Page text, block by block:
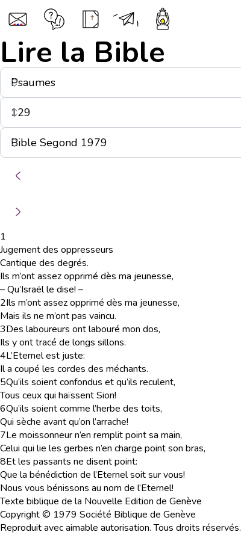
Lire la Bible
1
Jugement des oppresseurs
Cantique des degrés.
Ils m’ont assez opprimé dès ma jeunesse,
– Qu’Israël le dise! –
2Ils m’ont assez opprimé dès ma jeunesse,
Mais ils ne m’ont pas vaincu.
3Des laboureurs ont labouré mon dos,
Ils y ont tracé de longs sillons.
4L’Eternel est juste:
Il a coupé les cordes des méchants.
5Qu’ils soient confondus et qu’ils reculent,
Tous ceux qui haïssent Sion!
6Qu’ils soient comme l’herbe des toits,
Qui sèche avant qu’on l’arrache!
7Le moissonneur n’en remplit point sa main,
Celui qui lie les gerbes n’en charge point son bras,
8Et les passants ne disent point:
Que la bénédiction de l’Eternel soit sur vous!
Nous vous bénissons au nom de l’Eternel!
Texte biblique de la Nouvelle Edition de Genève
Copyright © 1979 Société Biblique de Genève
Reproduit avec aimable autorisation. Tous droits réservés.